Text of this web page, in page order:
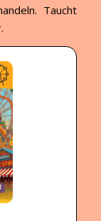
Taucht